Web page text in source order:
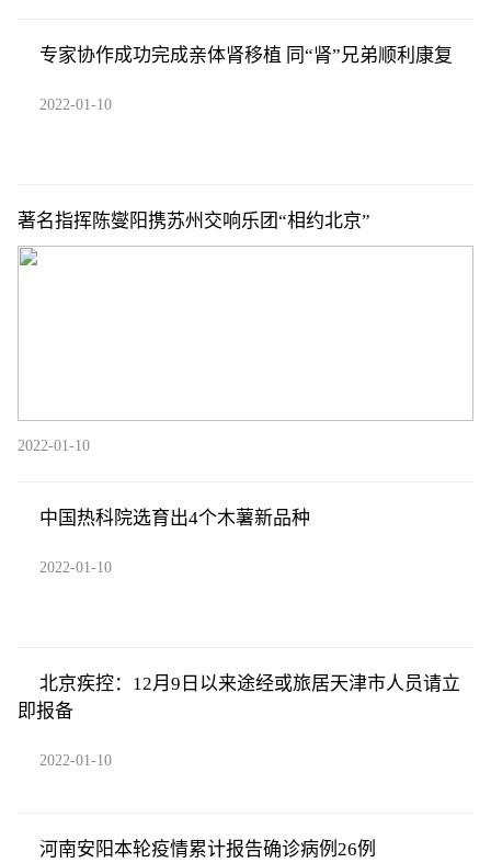
专家协作成功完成亲体肾移植 同“肾”兄弟顺利康复
2022-01-10
著名指挥陈燮阳携苏州交响乐团“相约北京”
2022-01-10
中国热科院选育出4个木薯新品种
2022-01-10
北京疾控：12月9日以来途经或旅居天津市人员请立
即报备
2022-01-10
河南安阳本轮疫情累计报告确诊病例26例